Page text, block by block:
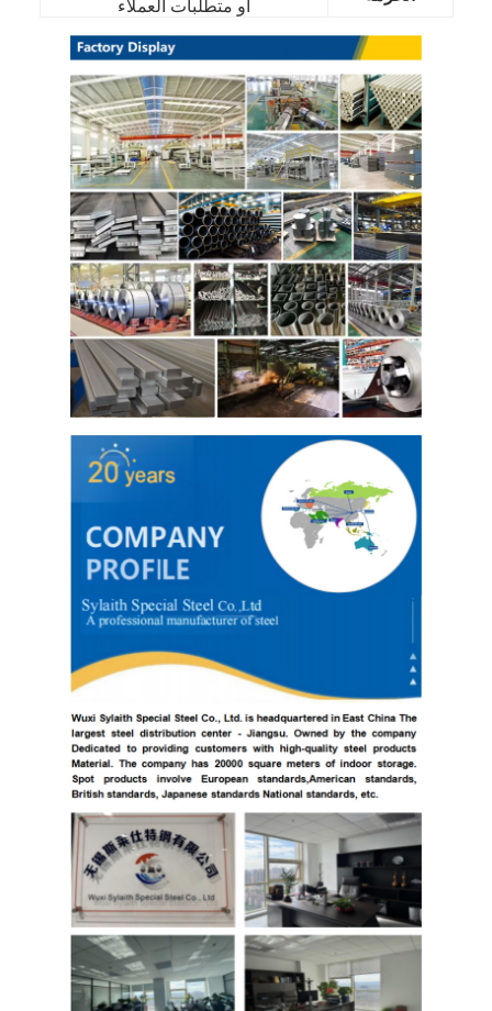
مراقبة الجودة
اتصل بنا
أخبار
صفائح الفولاذ المقاوم للصدأ المدرفلة على البارد
لفائف الفولاذ المقاوم للصدأ المدرفلة على البارد
ورقة الفولاذ المقاوم للصدأ المدرفلة على الساخن
لفائف الفولاذ المقاوم للصدأ المدرفلة على الساخن
304 ورقة الفولاذ المقاوم للصدأ
304 أنبوب من الفولاذ المقاوم للصدأ
316L ورق الفولاذ المقاوم للصدأ
316L الفولاذ المقاوم للصدأ الأنابيب
2205 لوحة من الفولاذ المقاوم للصدأ
صفيحة الفولاذ المقاوم للصدأ الملمع
أنبوب الفولاذ المقاوم للصدأ الزخرفية
شريط الفولاذ المقاوم للصدأ
مادة الألمنيوم
مادة النحاس
لفائف الصلب المجلفن Ppgi
أو متطلبات العملاء